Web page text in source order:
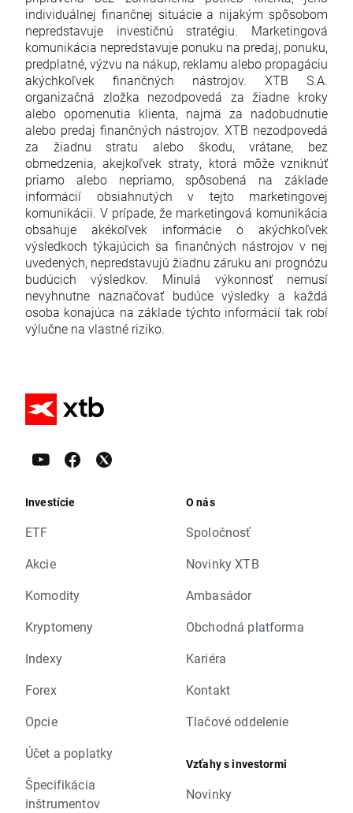
individuálnej finančnej situácie a nijakým spôsobom
nepredstavuje investičnú stratégiu. Marketingová
komunikácia nepredstavuje ponuku na predaj, ponuku,
predplatné, výzvu na nákup, reklamu alebo propagáciu
akýchkoľvek finančných nástrojov. XTB S.A.
organizačná zložka nezodpovedá za žiadne kroky
alebo opomenutia klienta, najmä za nadobudnutie
alebo predaj finančných nástrojov. XTB nezodpovedá
za žiadnu stratu alebo škodu, vrátane, bez
obmedzenia, akejkoľvek straty, ktorá môže vzniknúť
priamo alebo nepriamo, spôsobená na základe
informácií obsiahnutých v tejto marketingovej
komunikácii. V prípade, že marketingová komunikácia
obsahuje akékoľvek informácie o akýchkoľvek
výsledkoch týkajúcich sa finančných nástrojov v nej
uvedených, nepredstavujú žiadnu záruku ani prognózu
budúcich výsledkov. Minulá výkonnosť nemusí
nevyhnutne naznačovať budúce výsledky a každá
osoba konajúca na základe týchto informácií tak robí
výlučne na vlastné riziko.
Investície
ETF
Akcie
Komodity
Kryptomeny
Indexy
Forex
Opcie
Účet a poplatky
Špecifikácia
inštrumentov
O nás
Spoločnosť
Novinky XTB
Ambasádor
Obchodná platforma
Kariéra
Kontakt
Tlačové oddelenie
Vzťahy s investormi
Novinky